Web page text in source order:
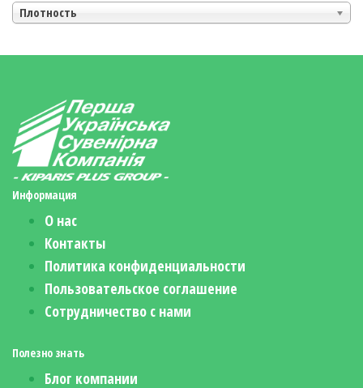
Плотность
Информация
О нас
Контакты
Политика конфиденциальности
Пользовательское соглашение
Сотрудничество с нами
Полезно знать
Блог компании